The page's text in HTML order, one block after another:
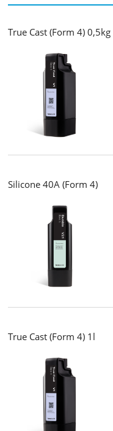
True Cast (Form 4) 0,5kg
Silicone 40A (Form 4)
True Cast (Form 4) 1l